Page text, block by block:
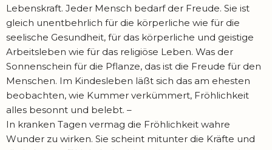
Lebenskraft. Jeder Mensch bedarf der Freude. Sie ist
gleich unentbehrlich für die körperliche wie für die
seelische Gesundheit, für das körperliche und geistige
Arbeitsleben wie für das religiöse Leben. Was der
Sonnenschein für die Pflanze, das ist die Freude für den
Menschen. Im Kindesleben läßt sich das am ehesten
beobachten, wie Kummer verkümmert, Fröhlichkeit
alles besonnt und belebt. –
In kranken Tagen vermag die Fröhlichkeit wahre
Wunder zu wirken. Sie scheint mitunter die Kräfte und